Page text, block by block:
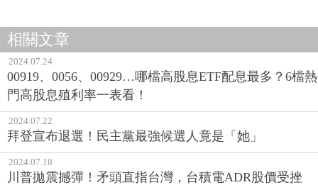
相關文章
2024.07.24
00919、0056、00929…哪檔高股息ETF配息最多？6檔熱
門高股息殖利率一表看！
2024.07.22
拜登宣布退選！民主黨最強候選人竟是「她」
2024.07.18
川普拋震撼彈！矛頭直指台灣，台積電ADR股價受挫